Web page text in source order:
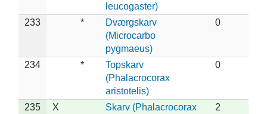
leucogaster)
233 *
Dværgskarv
(Microcarbo
pygmaeus)
0
234 *
Topskarv
(Phalacrocorax
aristotelis)
0
235 X
Skarv (Phalacrocorax
2